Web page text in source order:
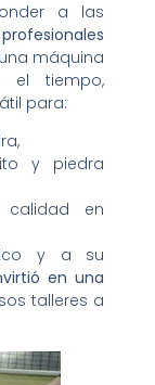
a las
máquina
el tiempo,
para:
y piedra
en
y a su
en una
talleres a